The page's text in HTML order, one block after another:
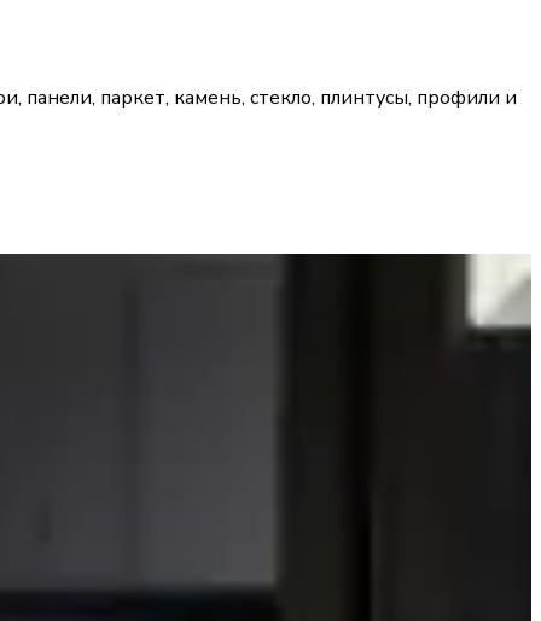
панели, паркет, камень, стекло, плинтусы, профили и